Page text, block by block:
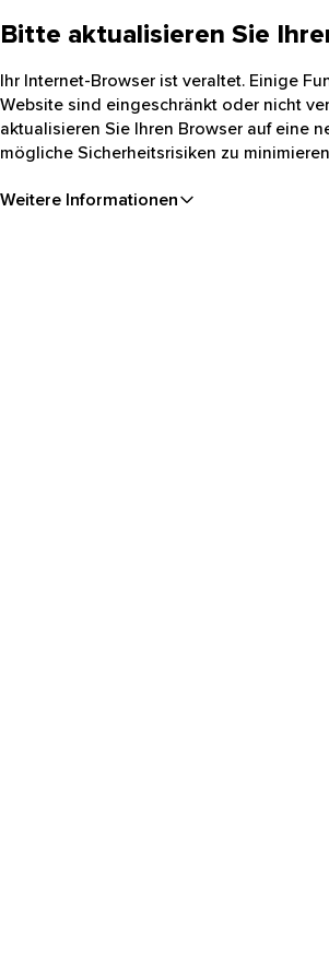
Bitte aktualisieren Sie
Ihr Internet-Browser ist veraltet. Einige
Website sind eingeschränkt oder nicht
aktualisieren Sie Ihren Browser auf eine
mögliche Sicherheitsrisiken zu
Weitere Informationen